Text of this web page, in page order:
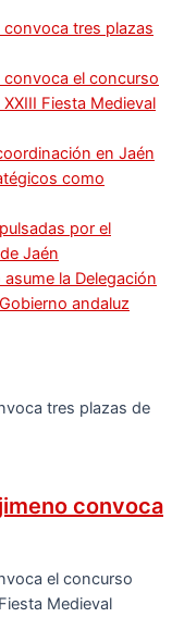
tres plazas
convoca el concurso
Fiesta Medieval
en Jaén
como
por el
Jaén
la Delegación
andaluz
convoca